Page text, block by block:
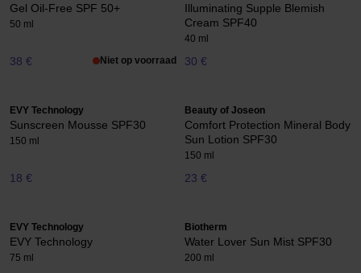
Gel Oil-Free SPF 50+
50 ml
38 € Niet op voorraad
Illuminating Supple Blemish
Cream SPF40
40 ml
30 €
EVY Technology
Sunscreen Mousse SPF30
150 ml
18 €
Beauty of Joseon
Comfort Protection Mineral Body
Sun Lotion SPF30
150 ml
23 €
EVY Technology
EVY Technology
75 ml
Biotherm
Water Lover Sun Mist SPF30
200 ml